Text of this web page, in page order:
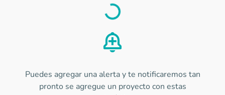
Load
Puedes agregar una alerta y te notificaremos tan
pronto se agregue un proyecto con estas